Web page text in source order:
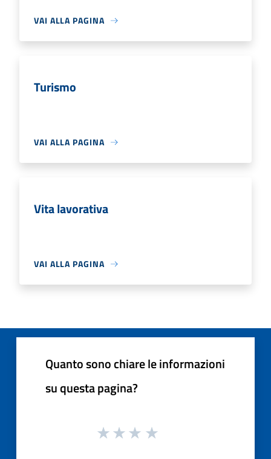
VAI ALLA PAGINA
Turismo
VAI ALLA PAGINA
Vita lavorativa
VAI ALLA PAGINA
Quanto sono chiare le informazioni
su questa pagina?